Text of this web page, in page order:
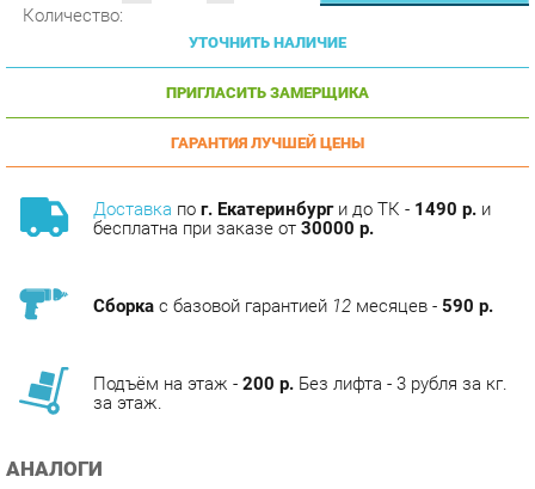
ПРИГЛАСИТЬ ЗАМЕРЩИКА
ГАРАНТИЯ ЛУЧШЕЙ ЦЕНЫ
пог. Екатеринбурги до ТК -
бесплатна при заказе от30000 р.
с базовой гарантией месяцев -
Подъём на этаж -200 р.Без лифта - 3 рубля за кг.
АНАЛОГИ